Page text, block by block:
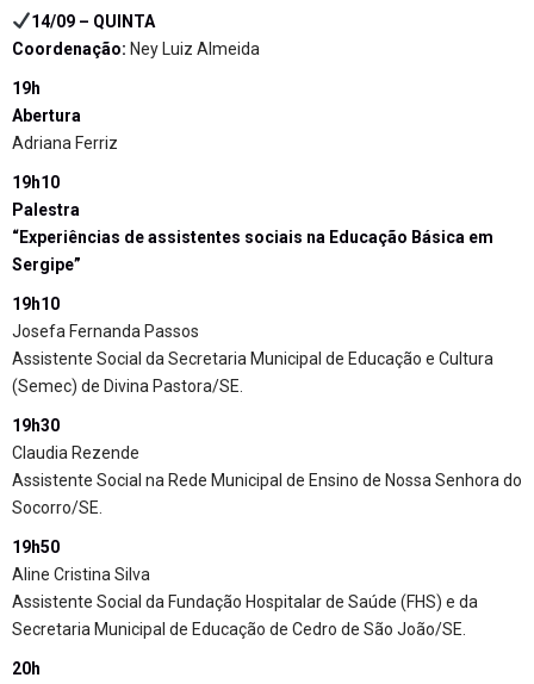
14/09 – QUINTA
Coordenação: Ney Luiz Almeida
19h
Abertura
Adriana Ferriz
19h10
Palestra
“Experiências de assistentes sociais na Educação Básica em
Sergipe”
19h10
Josefa Fernanda Passos
Assistente Social da Secretaria Municipal de Educação e Cultura
(Semec) de Divina Pastora/SE.
19h30
Claudia Rezende
Assistente Social na Rede Municipal de Ensino de Nossa Senhora do
Socorro/SE.
19h50
Aline Cristina Silva
Assistente Social da Fundação Hospitalar de Saúde (FHS) e da
Secretaria Municipal de Educação de Cedro de São João/SE.
20h